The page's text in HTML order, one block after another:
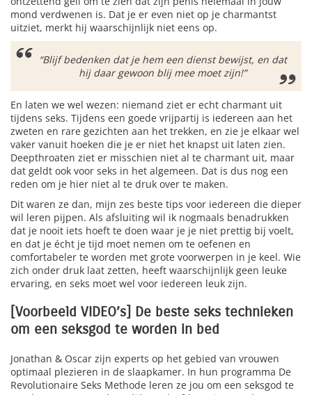
mond verdwenen is. Dat je er even niet op je charmantst
uitziet, merkt hij waarschijnlijk niet eens op.
“Blijf bedenken dat je hem een dienst bewijst, en dat
hij daar gewoon blij mee moet zijn!”
En laten we wel wezen: niemand ziet er echt charmant uit
tijdens seks. Tijdens een goede vrijpartij is iedereen aan het
zweten en rare gezichten aan het trekken, en zie je elkaar wel
vaker vanuit hoeken die je er niet het knapst uit laten zien.
Deepthroaten ziet er misschien niet al te charmant uit, maar
dat geldt ook voor seks in het algemeen. Dat is dus nog een
reden om je hier niet al te druk over te maken.
Dit waren ze dan, mijn zes beste tips voor iedereen die dieper
wil leren pijpen. Als afsluiting wil ik nogmaals benadrukken
dat je nooit iets hoeft te doen waar je je niet prettig bij voelt,
en dat je écht je tijd moet nemen om te oefenen en
comfortabeler te worden met grote voorwerpen in je keel. Wie
zich onder druk laat zetten, heeft waarschijnlijk geen leuke
ervaring, en seks moet wel voor iedereen leuk zijn.
[Voorbeeld VIDEO’s] De beste seks technieken
om een seksgod te worden in bed
Jonathan & Oscar zijn experts op het gebied van vrouwen
optimaal plezieren in de slaapkamer. In hun programma De
Revolutionaire Seks Methode leren ze jou om een seksgod te